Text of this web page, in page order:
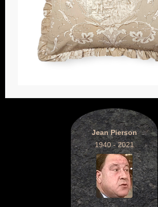
Jean Pierson
1940 - 2021